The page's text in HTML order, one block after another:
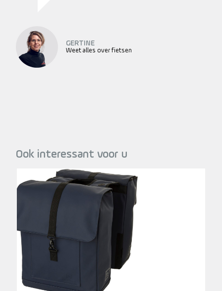
GERTINE
Weet alles over fietsen
Ook interessant voor u